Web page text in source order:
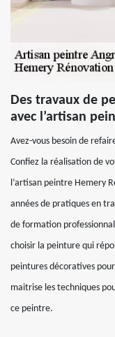
Des travaux de
avec l’artisan
Avez-vous besoin de
Confiez la réalisation de
l’artisan peintre Hemery
années de pratiques en
de formation
choisir la peinture qui
peintures décoratives
maitrise les techniques
ce peintre.